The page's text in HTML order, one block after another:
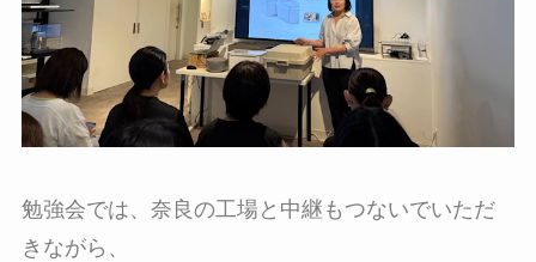
勉強会では、奈良の工場と中継もつないでいただ
きながら、